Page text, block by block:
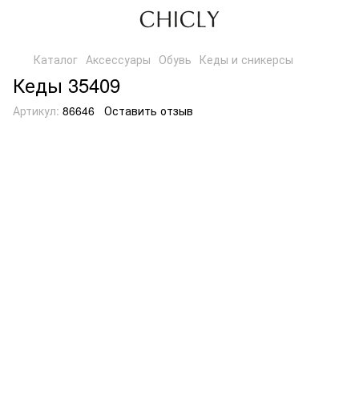
Каталог Аксессуары Обувь Кеды и сникерсы
Кеды 35409
Артикул: 86646 Оставить отзыв